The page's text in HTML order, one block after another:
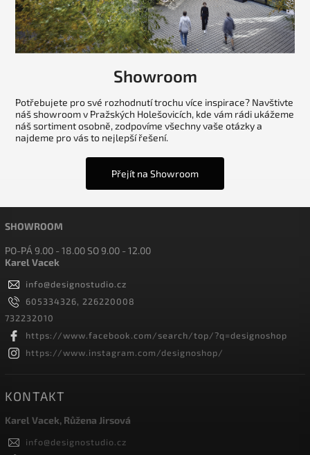
Showroom
Potřebujete pro své rozhodnutí trochu více inspirace? Navštivte
náš showroom v Pražských Holešovicích, kde vám rádi ukážeme
náš sortiment osobně, zodpovíme všechny vaše otázky a
najdeme pro vás to nejlepší řešení.
Přejít na Showroom
SHOWROOM
PO-PÁ 9.00 - 18.00 SO 9.00 - 12.00
Karel Vacek
info@designostudio.cz
605334326, 226220008
732232010
https://www.facebook.com/search/top/?q=designoshop
https://www.instagram.com/designoshop/
KONTAKT
Karel Vacek, Růžena Jirsová
info@designostudio.cz